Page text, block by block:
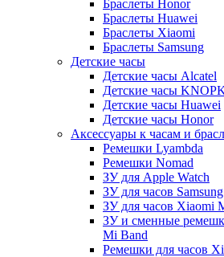
Браслеты Honor
Браслеты Huawei
Браслеты Xiaomi
Браслеты Samsung
Детские часы
Детские часы Alcatel
Детские часы
Детские часы Huawei
Детские часы Honor
Аксессуары к часам и
Ремешки Lyambda
Ремешки Nomad
ЗУ для Apple Watch
ЗУ для часов Samsung
ЗУ для часов Xiaomi
ЗУ и сменные
Mi Band
Ремешки для часов